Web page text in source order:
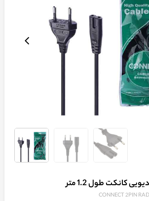
کانکت طول 1.2 متر
CONNECT 2PIN